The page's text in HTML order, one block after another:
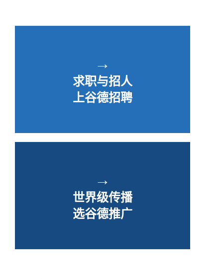
→
求职与招人
上谷德招聘
→
世界级传播
选谷德推广